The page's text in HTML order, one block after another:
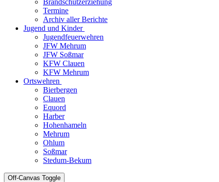
Brandschutzerziehung
Termine
Archiv aller Berichte
Jugend und Kinder
Jugendfeuerwehren
JFW Mehrum
JFW Soßmar
KFW Clauen
KFW Mehrum
Ortswehren
Bierbergen
Clauen
Equord
Harber
Hohenhameln
Mehrum
Ohlum
Soßmar
Stedum-Bekum
Off-Canvas Toggle